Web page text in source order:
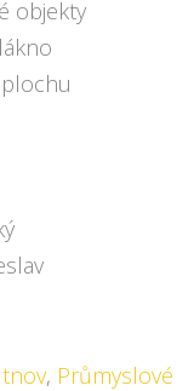
objekty
, Průmyslové